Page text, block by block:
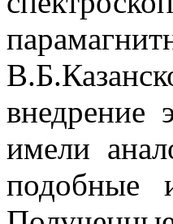
внедрение
имели
подобные